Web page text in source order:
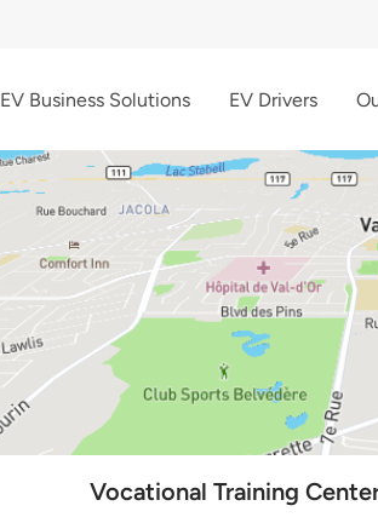
EV Business Solutions EV Drivers
Vocational Training